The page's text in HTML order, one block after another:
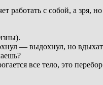
с собой, а зря,
— выдохнул, но
все тело, это